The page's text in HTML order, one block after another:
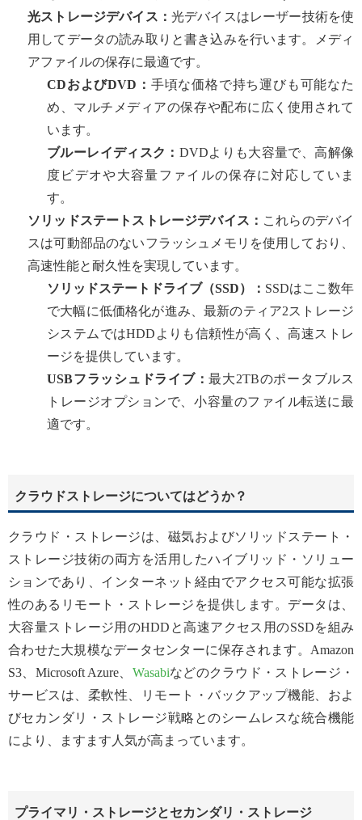
光ストレージデバイス： 光デバイスはレーザー技術を使
用してデータの読み取りと書き込みを行います。メディ
アファイルの保存に最適です。
CDおよびDVD： 手頃な価格で持ち運びも可能なた
め、マルチメディアの保存や配布に広く使用されて
います。
ブルーレイディスク： DVDよりも大容量で、高解像
度ビデオや大容量ファイルの保存に対応していま
す。
ソリッドステートストレージデバイス： これらのデバイ
スは可動部品のないフラッシュメモリを使用しており、
高速性能と耐久性を実現しています。
ソリッドステートドライブ（SSD）： SSDはここ数年
で大幅に低価格化が進み、最新のティア2ストレージ
システムではHDDよりも信頼性が高く、高速ストレ
ージを提供しています。
USBフラッシュドライブ：最大2TBのポータブルス
トレージオプションで、小容量のファイル転送に最
適です。
クラウドストレージについてはどうか？
クラウド・ストレージは、磁気およびソリッドステート・
ストレージ技術の両方を活用したハイブリッド・ソリュー
ションであり、インターネット経由でアクセス可能な拡張
性のあるリモート・ストレージを提供します。データは、
大容量ストレージ用のHDDと高速アクセス用のSSDを組み
合わせた大規模なデータセンターに保存されます。Amazon
S3、Microsoft Azure、 Wasabiなどのクラウド・ストレージ・
サービスは、柔軟性、リモート・バックアップ機能、およ
びセカンダリ・ストレージ戦略とのシームレスな統合機能
により、ますます人気が高まっています。
プライマリ・ストレージとセカンダリ・ストレージ